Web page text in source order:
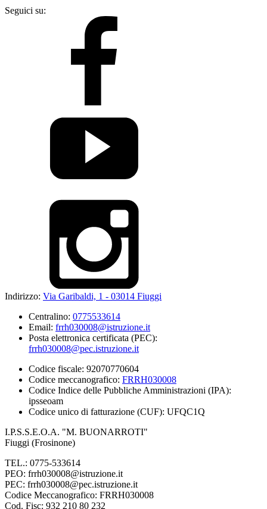
Seguici su:
Indirizzo: Via Garibaldi, 1 - 03014 Fiuggi
Centralino: 0775533614
Email: frrh030008@istruzione.it
Posta elettronica certificata (PEC):
frrh030008@pec.istruzione.it
Codice fiscale: 92070770604
Codice meccanografico: FRRH030008
Codice Indice delle Pubbliche Amministrazioni (IPA):
ipsseoam
Codice unico di fatturazione (CUF): UFQC1Q
I.P.S.S.E.O.A. "M. BUONARROTI"
Fiuggi (Frosinone)
TEL.: 0775-533614
PEO: frrh030008@istruzione.it
PEC: frrh030008@pec.istruzione.it
Codice Meccanografico: FRRH030008
Cod. Fisc: 932 210 80 232